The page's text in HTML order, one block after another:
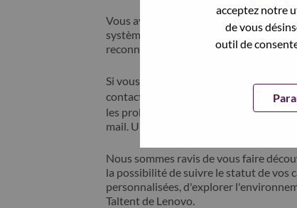
acceptez notre
de vous
outil de
Vous avez postulé récemment ? Nous
systèmes; sélectionner "mot de passe
reconnecter.
Si vous rencontrez des difficultés pour
contacter nos équipes RH à l'adresse
les problèmes que vous rencontrez.
mail. Un membre de notre équipe
Nous sommes ravis de vous faire
la possibilité de suivre le statut de vos
personnalisées, d'explorer
Taltent de Lenovo.